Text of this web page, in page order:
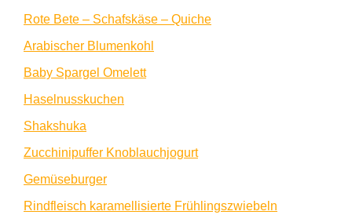
Rote Bete – Schafskäse – Quiche
Arabischer Blumenkohl
Baby Spargel Omelett
Haselnusskuchen
Shakshuka
Zucchinipuffer Knoblauchjogurt
Gemüseburger
Rindfleisch karamellisierte Frühlingszwiebeln